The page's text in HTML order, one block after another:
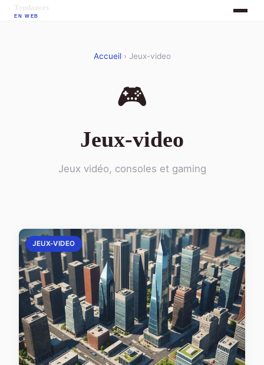
Accueil› Jeux-video
🎮
Jeux-video
Jeux vidéo, consoles et gaming
JEUX-VIDEO